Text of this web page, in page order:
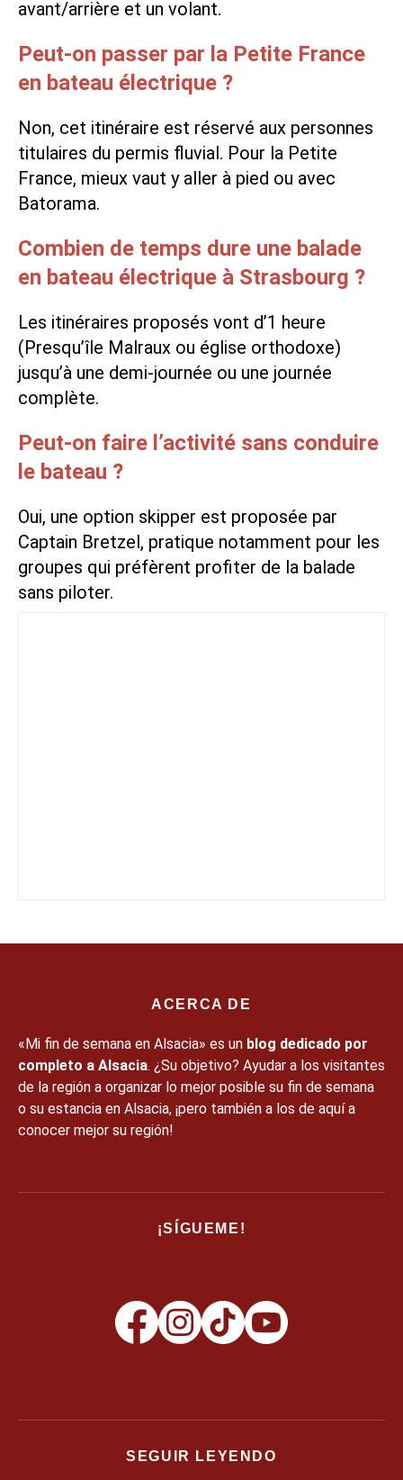
avant/arrière et un volant.
Peut-on passer par la Petite France
en bateau électrique ?
Non, cet itinéraire est réservé aux personnes
titulaires du permis fluvial. Pour la Petite
France, mieux vaut y aller à pied ou avec
Batorama.
Combien de temps dure une balade
en bateau électrique à Strasbourg ?
Les itinéraires proposés vont d’1 heure
(Presqu’île Malraux ou église orthodoxe)
jusqu’à une demi-journée ou une journée
complète.
Peut-on faire l’activité sans conduire
le bateau ?
Oui, une option skipper est proposée par
Captain Bretzel, pratique notamment pour les
groupes qui préfèrent profiter de la balade
sans piloter.
ACERCA DE
«Mi fin de semana en Alsacia» es un blog dedicado por
completo a Alsacia. ¿Su objetivo? Ayudar a los visitantes
de la región a organizar lo mejor posible su fin de semana
o su estancia en Alsacia, ¡pero también a los de aquí a
conocer mejor su región!
¡SÍGUEME!
SEGUIR LEYENDO